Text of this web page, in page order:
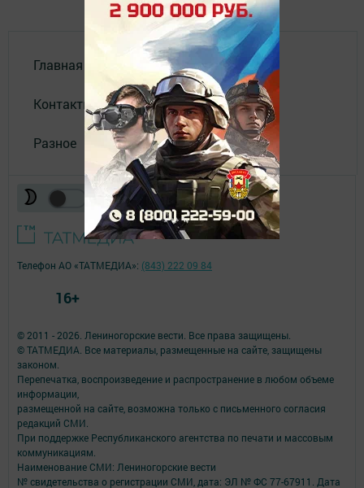
Главная
Контакты
Разное
© 2011 - 2026. Лениногорские вести. Все права защищены.
© ТАТМЕДИА. Все материалы, размещенные на сайте, защищены
законом.
Перепечатка, воспроизведение и распространение в любом объеме
информации,
размещенной на сайте, возможна только с письменного согласия
редакций СМИ.
При поддержке Республиканского агентства по печати и массовым
коммуникациям.
Наименование СМИ: Лениногорские вести
№ свидетельства о регистрации СМИ, дата: ЭЛ № ФС 77-67911. Дата
Телефон АО «ТАТМЕДИА»: (843) 222 09 84
16+